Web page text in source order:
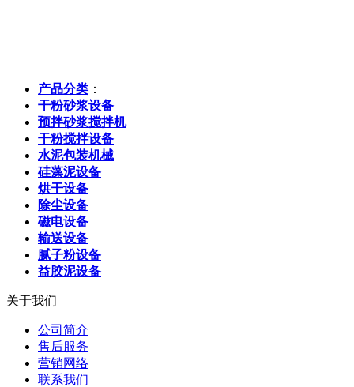
产品分类 ：
干粉砂浆设备
预拌砂浆搅拌机
干粉搅拌设备
水泥包装机械
硅藻泥设备
烘干设备
除尘设备
磁电设备
输送设备
腻子粉设备
益胶泥设备
关于我们
公司简介
售后服务
营销网络
联系我们